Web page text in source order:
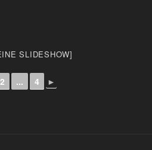
SLIDESHOW]
2 ... 4 ►